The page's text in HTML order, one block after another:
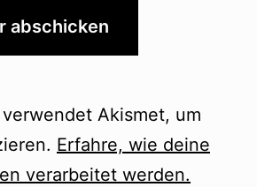
Akismet, um
Erfahre, wie deine
verarbeitet werden.